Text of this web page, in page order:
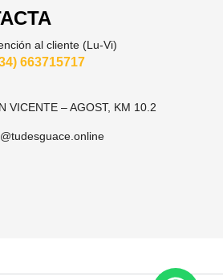
al cliente (Lu-Vi)
663715717
VICENTE – AGOST, KM 10.2